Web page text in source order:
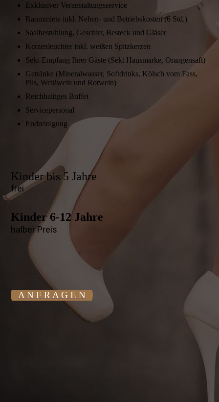
Exklusiver Veranstaltungs­service
Raummiete inkl. Neben- und Betriebs­kosten (6 Std.)
Saalbestuhlung, Geschirr, Besteck und Gläser
Kerzen­leuchter inkl. weißen Spitz­kerzen
Sekt-Empfang Ihrer Gäste (Sekt Haus­marke, Orangen­saft)
Getränke (Mineral­wasser, Soft­drinks, Kölsch vom Fass,
Pils, Weiß­wein und Rotwein)
Reichhaltiges Buffet
Service­personal
Endreinigung
Kinder bis 5 Jahre
frei
Kinder 6-12 Jahre
halber Preis
A N F R A G E N